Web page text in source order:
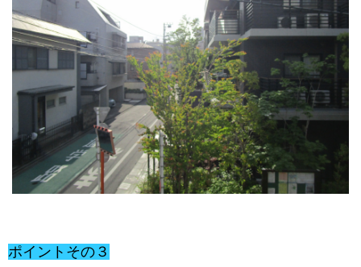
ポイントその３